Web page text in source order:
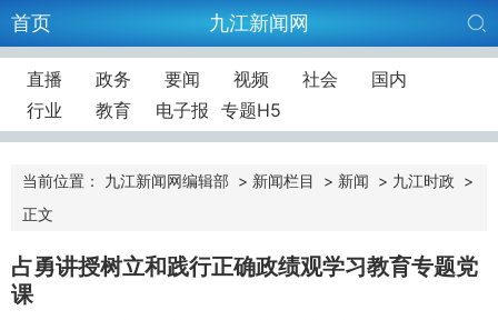
首页 九江新闻网
直播 政务 要闻 视频 社会
国内
行业
教育 电子报 专题H5
当前位置： 九江新闻网编辑部 > 新闻栏目 > 新闻 > 九江时政 >
正文
占勇讲授树立和践行正确政绩观学习教育专题党
课